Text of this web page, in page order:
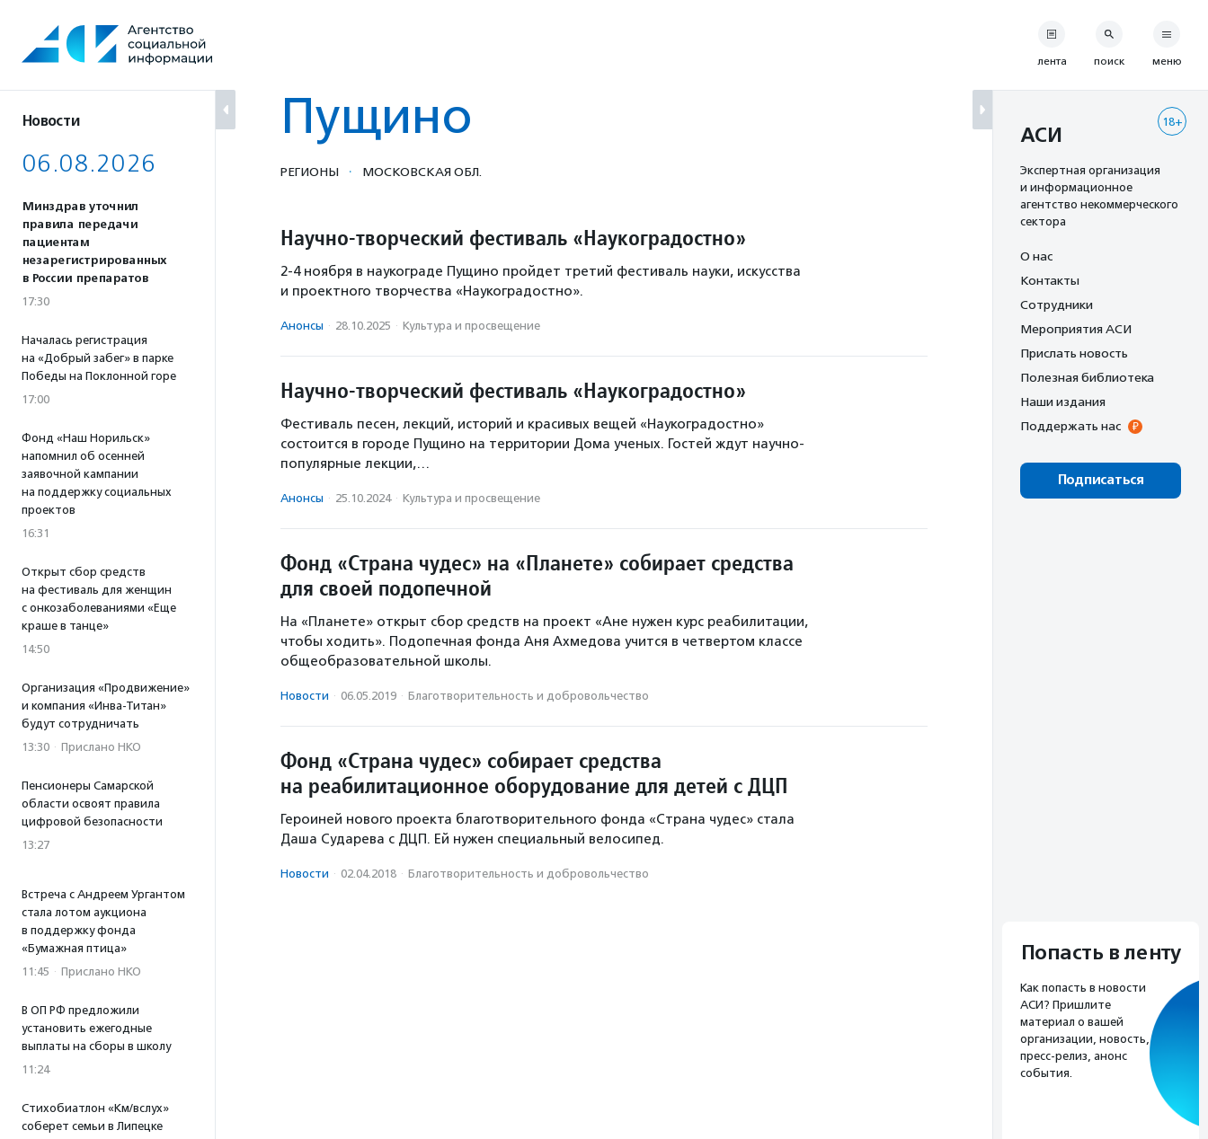
содержанию
Новости
06.08.2026
Минздрав уточнил
правила передачи
пациентам
незарегистрированных
в России препаратов
17:30
Началась регистрация
на «Добрый забег» в парке
Победы на Поклонной горе
17:00
Фонд «Наш Норильск»
напомнил об осенней
заявочной кампании
на поддержку социальных
проектов
16:31
Открыт сбор средств
на фестиваль для женщин
с онкозаболеваниями «Еще
краше в танце»
14:50
Организация «Продвижение»
и компания «Инва-Титан»
будут сотрудничать
13:30 · Прислано НКО
Пенсионеры Самарской
области освоят правила
цифровой безопасности
13:27
Встреча с Андреем Ургантом
стала лотом аукциона
в поддержку фонда
«Бумажная птица»
11:45 · Прислано НКО
В ОП РФ предложили
установить ежегодные
выплаты на сборы в школу
11:24
Стихобиатлон «Км/вслух»
соберет семьи в Липецке
Пущино
РЕГИОНЫ · МОСКОВСКАЯ ОБЛ.
Научно-творческий фестиваль «Наукоградостно»
2-4 ноября в наукограде Пущино пройдет третий фестиваль науки, искусства
и проектного творчества «Наукоградостно».
Анонсы · 28.10.2025 · Культура и просвещение
Научно-творческий фестиваль «Наукоградостно»
Фестиваль песен, лекций, историй и красивых вещей «Наукоградостно»
состоится в городе Пущино на территории Дома ученых. Гостей ждут научно-
популярные лекции,…
Анонсы · 25.10.2024 · Культура и просвещение
Фонд «Страна чудес» на «Планете» собирает средства
для своей подопечной
На «Планете» открыт сбор средств на проект «Ане нужен курс реабилитации,
чтобы ходить». Подопечная фонда Аня Ахмедова учится в четвертом классе
общеобразовательной школы.
Новости · 06.05.2019 · Благотвори­тель­ность и доброволь­чест­во
Фонд «Страна чудес» собирает средства
на реабилитационное оборудование для детей с ДЦП
Героиней нового проекта благотворительного фонда «Страна чудес» стала
Даша Сударева с ДЦП. Ей нужен специальный велосипед.
Новости · 02.04.2018 · Благотвори­тель­ность и доброволь­чест­во
лента поиск меню
18+
АСИ
Экспертная организация
и информационное
агентство некоммерческого
сектора
О нас
Контакты
Сотрудники
Мероприятия АСИ
Прислать новость
Полезная библиотека
Наши издания
Поддержать нас
Подписаться
Попасть в ленту
Как попасть в новости
АСИ? Пришлите
материал о вашей
организации, новость,
пресс-релиз, анонс
события.